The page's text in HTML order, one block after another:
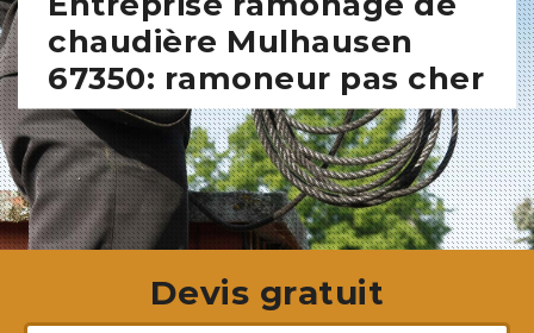
chaudière Mulhausen
67350: ramoneur pas cher
Devis gratuit